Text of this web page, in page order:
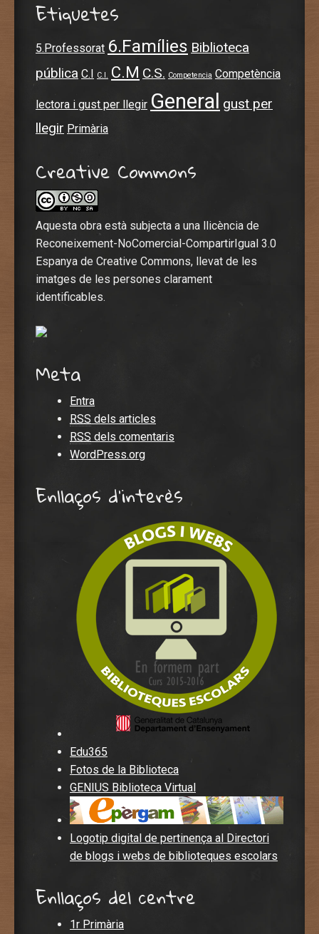
Etiquetes
5.Professorat 6.Famílies Biblioteca
pública C.I C.I. C.M C.S. Competencia Competència
lectora i gust per llegir General gust per
llegir Primària
Creative Commons
Aquesta obra està subjecta a una llicència de
Reconeixement-NoComercial-CompartirIgual 3.0
Espanya de Creative Commons, llevat de les
imatges de les persones clarament
identificables.
Meta
Entra
RSS dels articles
RSS dels comentaris
WordPress.org
Enllaços d'interès
Edu365
Fotos de la Biblioteca
GENIUS Biblioteca Virtual
Logotip digital de pertinença al Directori
de blogs i webs de biblioteques escolars
Enllaços del centre
1r Primària